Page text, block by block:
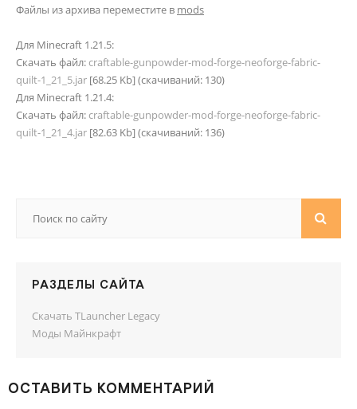
Файлы из архива переместите в mods
Для Minecraft 1.21.5:
Скачать файл: craftable-gunpowder-mod-forge-neoforge-fabric-
quilt-1_21_5.jar [68.25 Kb] (cкачиваний: 130)
Для Minecraft 1.21.4:
Скачать файл: craftable-gunpowder-mod-forge-neoforge-fabric-
quilt-1_21_4.jar [82.63 Kb] (cкачиваний: 136)
РАЗДЕЛЫ САЙТА
Скачать TLauncher Legacy
Моды Майнкрафт
ОСТАВИТЬ КОММЕНТАРИЙ